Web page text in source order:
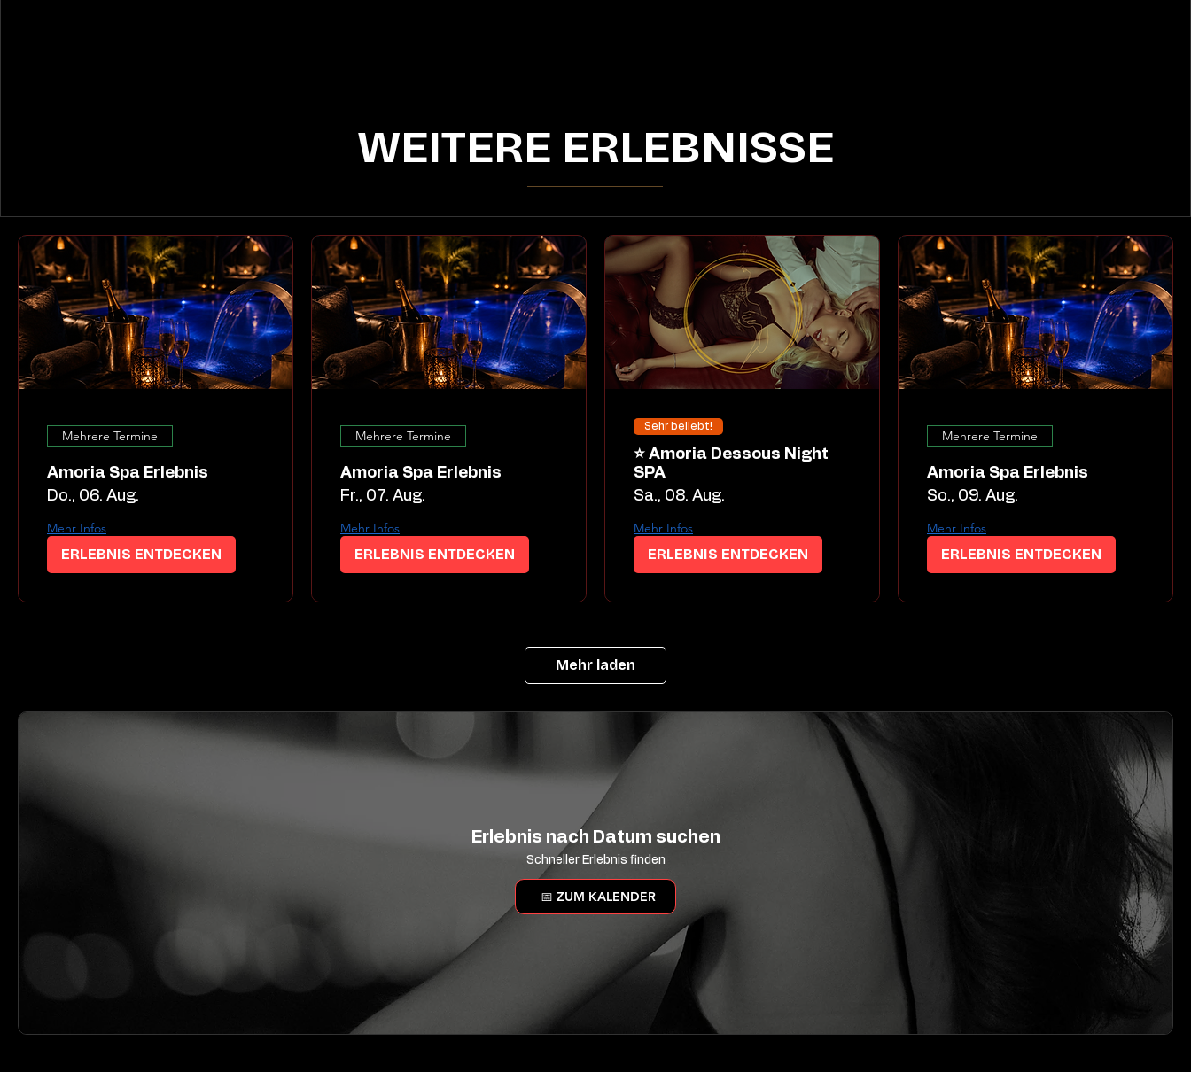
WEITERE ERLEBNISSE
Mehrere Termine
Amoria Spa Erlebnis
Do., 06. Aug.
Mehr Infos
ERLEBNIS ENTDECKEN
Mehrere Termine
Amoria Spa Erlebnis
Fr., 07. Aug.
Mehr Infos
ERLEBNIS ENTDECKEN
Sehr beliebt!
⭐ Amoria Dessous Night
SPA
Sa., 08. Aug.
Mehr Infos
ERLEBNIS ENTDECKEN
Mehrere Termine
Amoria Spa Erlebnis
So., 09. Aug.
Mehr Infos
ERLEBNIS ENTDECKEN
Mehr laden
Erlebnis nach Datum suchen
Schneller Erlebnis finden
📅 ZUM KALENDER